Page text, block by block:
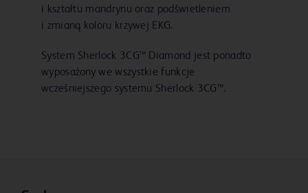
i kształtu mandrynu oraz podświetleniem
i zmianą koloru krzywej EKG.
System Sherlock 3CG™ Diamond jest ponadto
wyposażony we wszystkie funkcje
wcześniejszego systemu Sherlock 3CG™.